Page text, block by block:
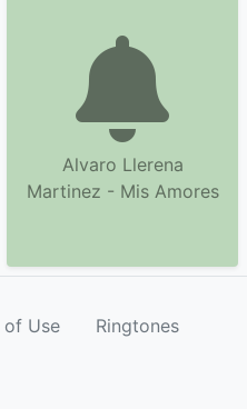
Alvaro Llerena
Martinez - Mis Amores
of Use
Ringtones